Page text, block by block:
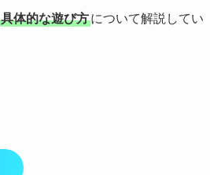
具体的な遊び方について解説してい